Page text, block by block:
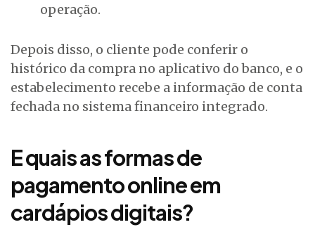
operação.
Depois disso, o cliente pode conferir o
histórico da compra no aplicativo do banco, e o
estabelecimento recebe a informação de conta
fechada no sistema financeiro integrado.
E quais as formas de
pagamento online em
cardápios digitais?